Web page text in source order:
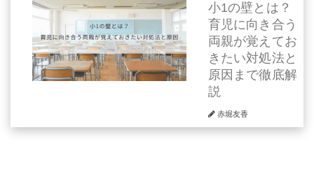
小1の壁とは？
育児に向き合う
両親が覚えてお
きたい対処法と
原因まで徹底解
説
赤堀友香